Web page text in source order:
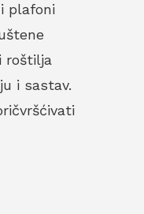
plafoni
roštilja
i sastav.